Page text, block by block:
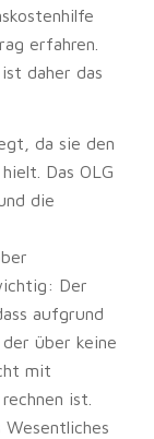
erfahren.
daher das
da sie den
Das OLG
die
Der
aufgrund
über keine
mit
ist.